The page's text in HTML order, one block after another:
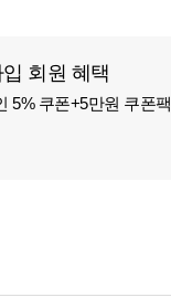
회원 혜택
5% 쿠폰+5만원 쿠폰팩